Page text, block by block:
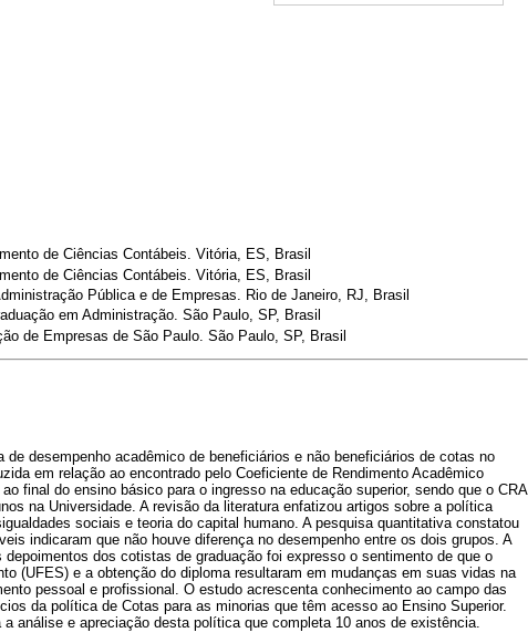
de Ciências Contábeis. Vitória, ES, Brasil
de Ciências Contábeis. Vitória, ES, Brasil
Pública e de Empresas. Rio de Janeiro, RJ, Brasil
em Administração. São Paulo, SP, Brasil
de Empresas de São Paulo. São Paulo, SP, Brasil
desempenho acadêmico de beneficiários e não beneficiários de cotas no
em relação ao encontrado pelo Coeficiente de Rendimento Acadêmico
final do ensino básico para o ingresso na educação superior, sendo que o CRA
na Universidade. A revisão da literatura enfatizou artigos sobre a política
sociais e teoria do capital humano. A pesquisa quantitativa constatou
indicaram que não houve diferença no desempenho entre os dois grupos. A
dos cotistas de graduação foi expresso o sentimento de que o
(UFES) e a obtenção do diploma resultaram em mudanças em suas vidas na
pessoal e profissional. O estudo acrescenta conhecimento ao campo das
da política de Cotas para as minorias que têm acesso ao Ensino Superior.
análise e apreciação desta política que completa 10 anos de existência.